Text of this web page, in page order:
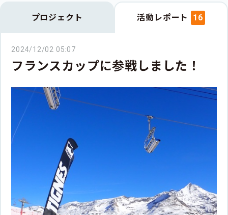
プロジェクト 活動レポート 16
2024/12/02 05:07
フランスカップに参戦しました！